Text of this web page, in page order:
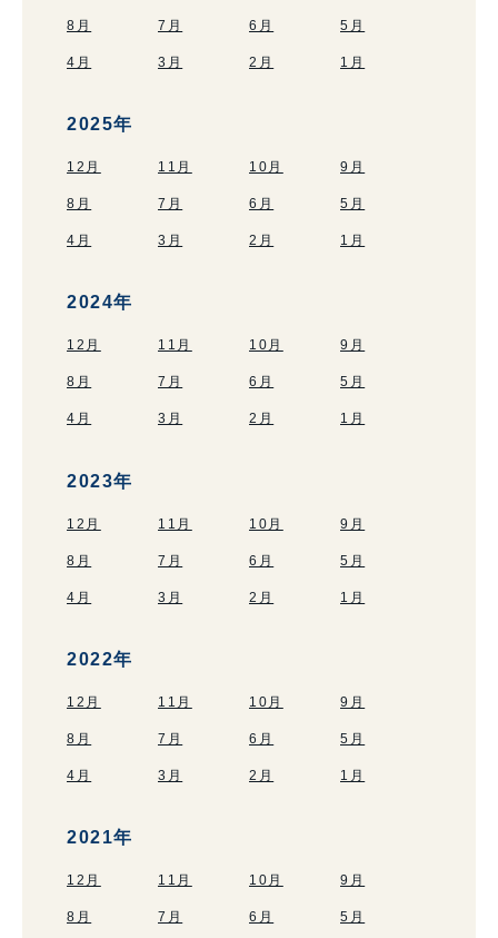
8月 7月 6月 5月
4月 3月 2月 1月
2025年
12月 11月 10月 9月
8月 7月 6月 5月
4月 3月 2月 1月
2024年
12月 11月 10月 9月
8月 7月 6月 5月
4月 3月 2月 1月
2023年
12月 11月 10月 9月
8月 7月 6月 5月
4月 3月 2月 1月
2022年
12月 11月 10月 9月
8月 7月 6月 5月
4月 3月 2月 1月
2021年
12月 11月 10月 9月
8月 7月 6月 5月